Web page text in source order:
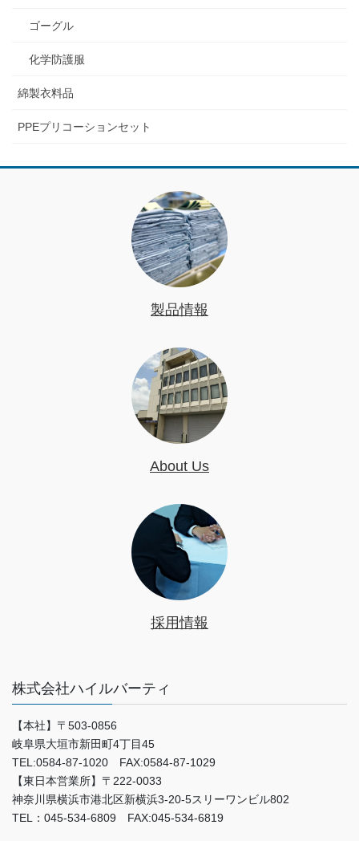
ゴーグル
化学防護服
綿製衣料品
PPEプリコーションセット
製品情報
About Us
採用情報
株式会社ハイルバーティ
【本社】〒503-0856
岐阜県大垣市新田町4丁目45
TEL:0584-87-1020 FAX:0584-87-1029
【東日本営業所】〒222-0033
神奈川県横浜市港北区新横浜3-20-5スリーワンビル802
TEL：045-534-6809 FAX:045-534-6819